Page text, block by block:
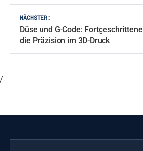
NÄCHSTER:
Düse und G-Code:
die Präzision im 3D-Druck
/